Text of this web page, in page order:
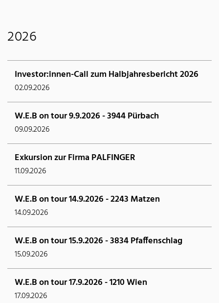
2026
Investor:innen-Call zum Halbjahresbericht 2026
02.09.2026
W.E.B on tour 9.9.2026 - 3944 Pürbach
09.09.2026
Exkursion zur Firma PALFINGER
11.09.2026
W.E.B on tour 14.9.2026 - 2243 Matzen
14.09.2026
W.E.B on tour 15.9.2026 - 3834 Pfaffenschlag
15.09.2026
W.E.B on tour 17.9.2026 - 1210 Wien
17.09.2026